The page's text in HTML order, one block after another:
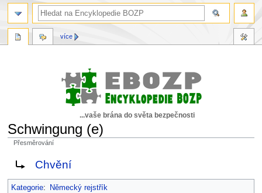
...vaše brána do světa bezpečnosti
Schwingung (e)
Přesměrování
Skočit
navigaci
Skočit
vyhledávání
Weiterleitung nach:
Chvění
Kategorie: Německý rejstřík
více